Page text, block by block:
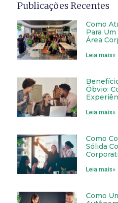
Publicações Recentes
Como
Para
Área
Leia mais»
Óbvio:
Leia mais»
Como
Sólida
Leia mais»
Como